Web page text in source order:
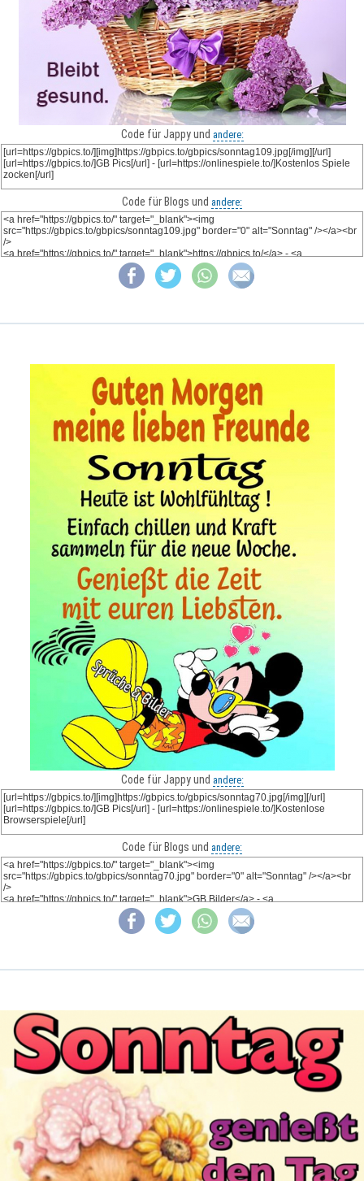
Code für Jappy und andere:
Code für Blogs und andere:
Code für Jappy und andere:
Code für Blogs und andere: